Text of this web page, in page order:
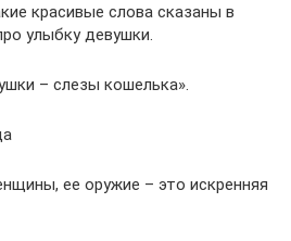
красивые слова сказаны в
улыбку девушки.
– слезы кошелька».
ее оружие – это искренняя